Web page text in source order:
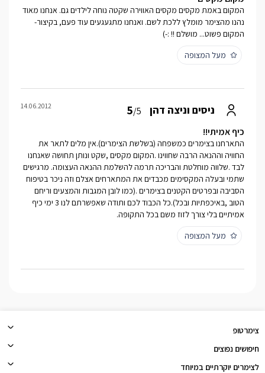
המקום באמת מקסים מקסים האווירה שקטה נוחה לילדים גם. אנחנו מאוד
נהנו מהצימר מומלץ ללכת לשם. ואנחנו מתגעגעים עוד פעם, בקיצור-
המקום פשוט... מושלם !! :-)
מעל המצופה
ניסים וניצה דהן 5/5
14.06.2012
כיף אמיתי!!
התארחנו בצימרים כמשפחה (בשלשת הצימרים).אין מלים לתאר את
החוויה וההנאה הרבה שחווינו .המקום מקסים ,שקט ונותן תחושה שאנחנו
לבד .שלווה מוחלטת והבריכה תרמה להשלמת ההנאה העצומה. מרגישים
שתמי ובעלה המקסימים מכבדים את המתארחים אצלם וזה ניכר בטיפוח
הסביבה ובפרטים הקטנים בצימרים .(כמו לובן המגבות והמצעים וריחם
הטוב ,באיכפתיות ובכל).כל הכבוד לכם ותודה שאפשרתם לנו 3 ימי כיף
אמיתיים בלי צורך לזוז משם בכל התקופה.
מעל המצופה
צימרטופ
חיפושים נפוצים
לצימרים יוקרתיים במיוחד